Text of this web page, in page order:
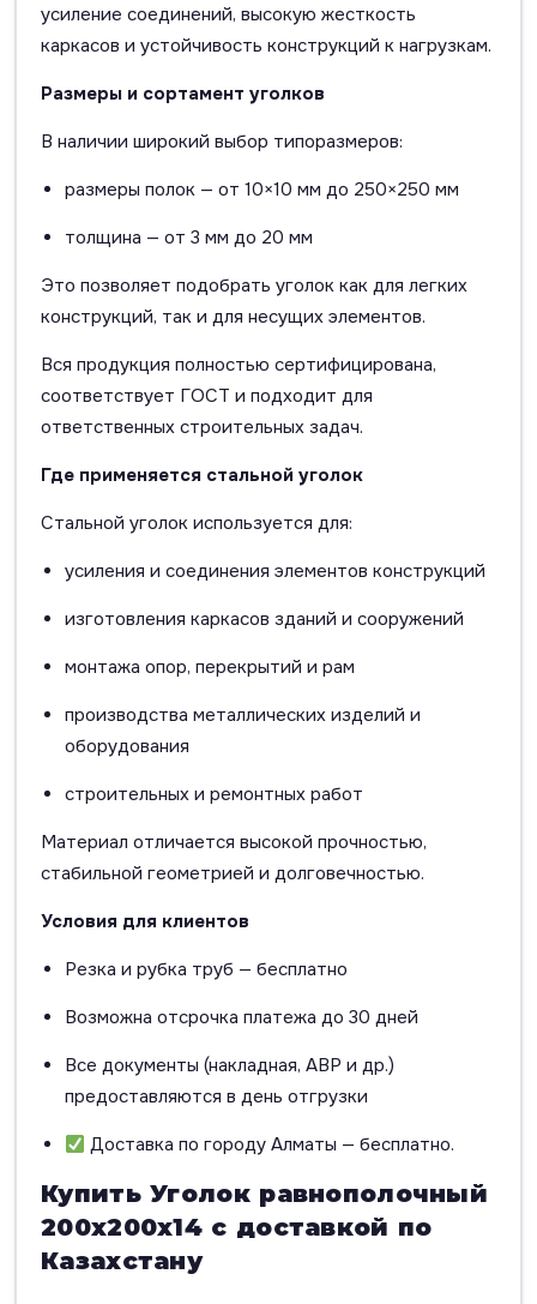
усиление соединений, высокую жесткость
каркасов и устойчивость конструкций к нагрузкам.
Размеры и сортамент уголков
В наличии широкий выбор типоразмеров:
размеры полок — от 10×10 мм до 250×250 мм
толщина — от 3 мм до 20 мм
Это позволяет подобрать уголок как для легких
конструкций, так и для несущих элементов.
Вся продукция полностью сертифицирована,
соответствует ГОСТ и подходит для
ответственных строительных задач.
Где применяется стальной уголок
Стальной уголок используется для:
усиления и соединения элементов конструкций
изготовления каркасов зданий и сооружений
монтажа опор, перекрытий и рам
производства металлических изделий и
оборудования
строительных и ремонтных работ
Материал отличается высокой прочностью,
стабильной геометрией и долговечностью.
Условия для клиентов
Резка и рубка труб — бесплатно
Возможна отсрочка платежа до 30 дней
Все документы (накладная, АВР и др.)
предоставляются в день отгрузки
Доставка по городу Алматы — бесплатно.
Купить Уголок равнополочный
200х200х14 с доставкой по
Казахстану